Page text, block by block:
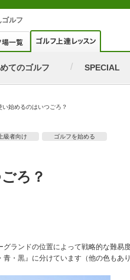
ルフ
てのゴルフ SPECIAL
い始めるのはいつごろ？
上級者向け ゴルフを始める
ろ？
ランドの位置によって戦略的な難易
・黒』に分けています（他の色もあり